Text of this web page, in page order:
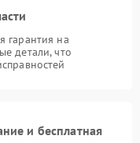
гарантия на
детали, что
и бесплатная